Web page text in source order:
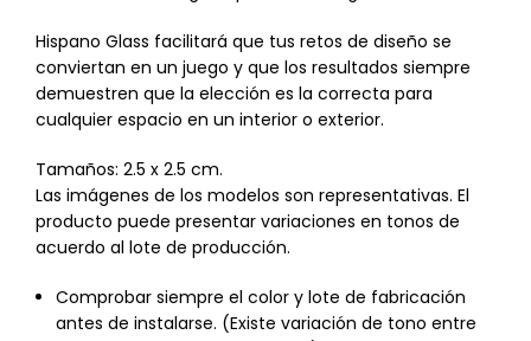
Hispano Glass facilitará que tus retos de diseño se
conviertan en un juego y que los resultados siempre
demuestren que la elección es la correcta para
cualquier espacio en un interior o exterior.
Tamaños: 2.5 x 2.5 cm.
Las imágenes de los modelos son representativas. El
producto puede presentar variaciones en tonos de
acuerdo al lote de producción.
Comprobar siempre el color y lote de fabricación
antes de instalarse. (Existe variación de tono entre